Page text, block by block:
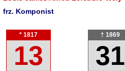
frz. Komponist
* 1817
13
† 1869
31